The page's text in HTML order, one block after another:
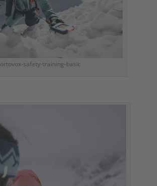
ortovox-safety-training-basic